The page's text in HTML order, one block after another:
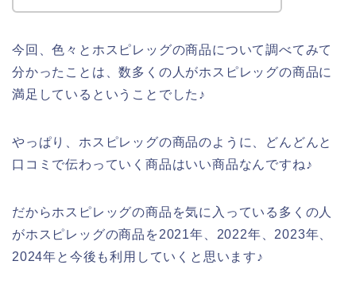
今回、色々とホスピレッグの商品について調べてみて
分かったことは、数多くの人がホスピレッグの商品に
満足しているということでした♪
やっぱり、ホスピレッグの商品のように、どんどんと
口コミで伝わっていく商品はいい商品なんですね♪
だからホスピレッグの商品を気に入っている多くの人
がホスピレッグの商品を2021年、2022年、2023年、
2024年と今後も利用していくと思います♪